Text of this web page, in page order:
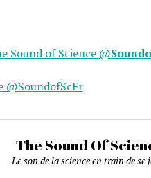
Sound of Science @
@SoundofScFr
The Sound Of
Le son de la science en train de se